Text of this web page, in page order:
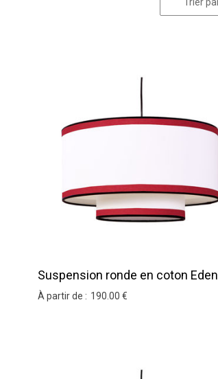
Suspension ronde en coton Eden
À partir de : 190 .00 €